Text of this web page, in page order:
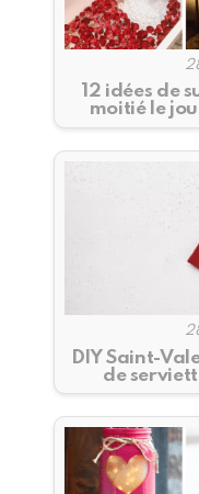
12 idées de
moitié le
DIY Saint-
de